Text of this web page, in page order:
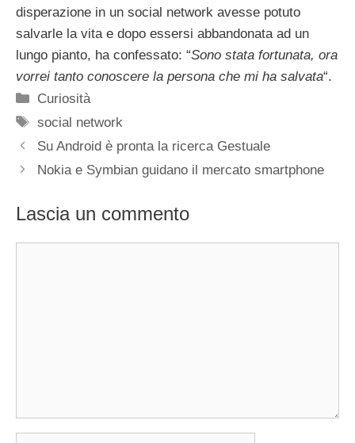
disperazione in un social network avesse potuto
salvarle la vita e dopo essersi abbandonata ad un
lungo pianto, ha confessato: “Sono stata fortunata, ora
vorrei tanto conoscere la persona che mi ha salvata“.
Categorie
Curiosità
Tag
social network
Su Android è pronta la ricerca Gestuale
Nokia e Symbian guidano il mercato smartphone
Lascia un commento